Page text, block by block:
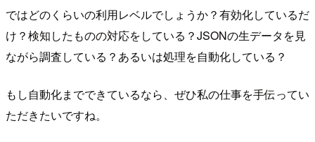
ではどのくらいの利用レベルでしょうか？有効化しているだ
け？検知したものの対応をしている？JSONの生データを見
ながら調査している？あるいは処理を自動化している？
もし自動化までできているなら、ぜひ私の仕事を手伝ってい
ただきたいですね。